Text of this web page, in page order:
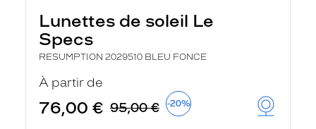
Lunettes de soleil Le
Specs
RESUMPTION 2029510 BLEU FONCE
À partir de
76,00 € 95,00 € -20%